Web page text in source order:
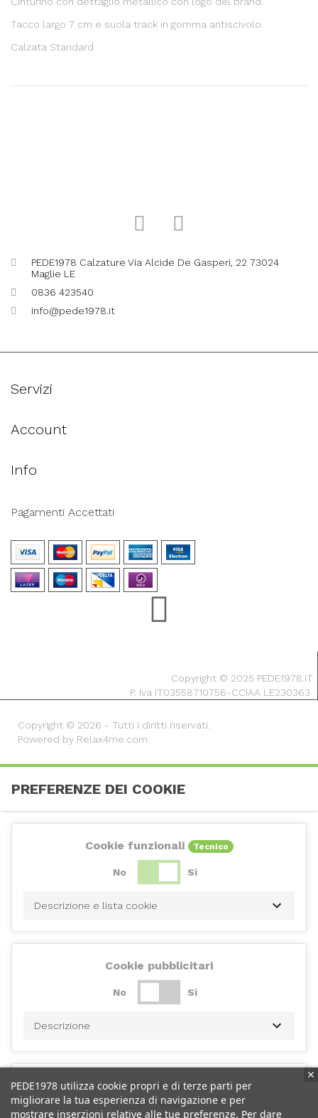
Tacco largo 7 cm e suola track in gomma antiscivolo.
Calzata Standard
PEDE1978 Calzature Via Alcide De Gasperi, 22 73024
Maglie LE
0836 423540
info@pede1978.it
Servizi
Account
Info
Pagamenti Accettati
Copyright © 2025 PEDE1978.IT
P. Iva IT03558710756-CCIAA LE230363
Copyright © 2026 - Tutti i diritti riservati.
Powered by Relax4me.com
PEDE1978 utilizza cookie propri e di terze parti per
migliorare la tua esperienza di navigazione e per
mostrare inserzioni relative alle tue preferenze. Per dare
PREFERENZE DEI COOKIE
Cookie funzionali Tecnico
No Sì
Descrizione e lista cookie
Cookie pubblicitari
No Sì
Descrizione
Cookie di analisi
No Sì